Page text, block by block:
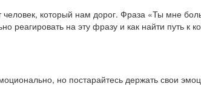
который нам дорог. Фраза «Ты мне
на эту фразу и как найти путь к
но постарайтесь держать свои